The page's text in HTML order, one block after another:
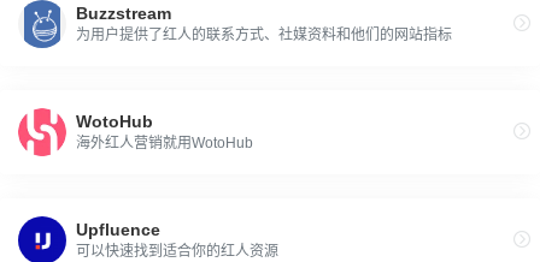
Buzzstream
为用户提供了红人的联系方式、社媒资料和他们的网站指标
WotoHub
海外红人营销就用WotoHub
Upfluence
可以快速找到适合你的红人资源